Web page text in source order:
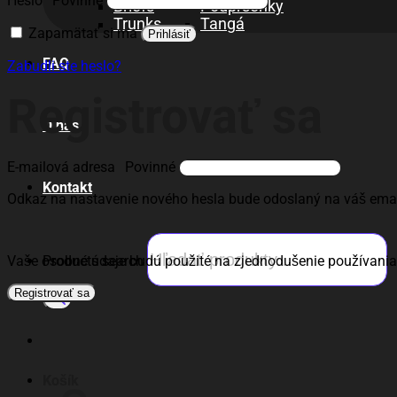
Briefs
Trunks
Podprsenky
Tangá
FAQ
O nás
Kontakt
Products search
Zapamätať si ma
Prihlásiť
Zabudli ste heslo?
Registrovať sa
E-mailová adresa
Povinné
Odkaz na nastavenie nového hesla bude odoslaný na váš
Vaše osobné údaje budú použité na zjednodušenie
Registrovať sa